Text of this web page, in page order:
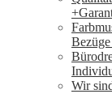
Wir